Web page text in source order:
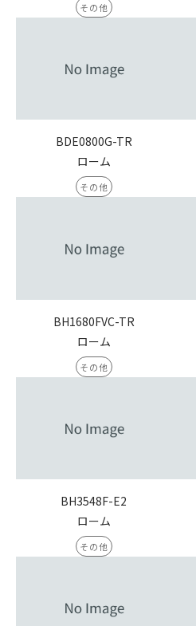
その他
BDE0800G-TR
ローム
その他
BH1680FVC-TR
ローム
その他
BH3548F-E2
ローム
その他